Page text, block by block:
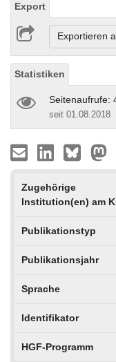
Export
Exportieren
Statistiken
Seitenaufrufe:
seit 01.08.2018
Zugehörige
Institution(en) am
Publikationstyp
Publikationsjahr
Sprache
Identifikator
HGF-Programm